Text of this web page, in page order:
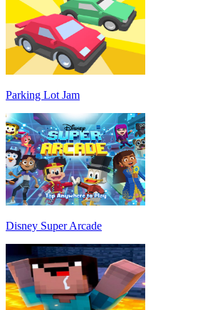
Parking Lot Jam
Disney Super Arcade